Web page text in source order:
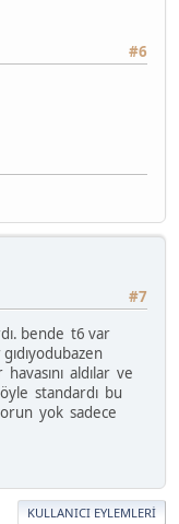
#6
#7
bende t6 var
aldılar ve
standardı bu
yok sadece
KULLANICI EYLEMLERI